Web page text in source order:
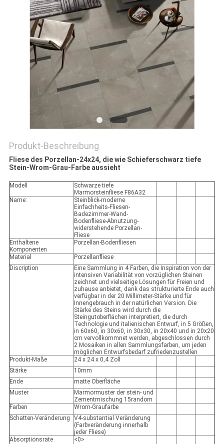
Produkt-Beschreibung
Fliese des Porzellan-24x24, die wie Schieferschwarz tiefe
Stein-Wrom-Grau-Farbe aussieht
Modell
Schwarze tiefe
Marmorsteinfliese F86A32
Name:
Steinblick-moderne
Einfachheits-Fliesen-
Badezimmer-Wand-
Bodenfliese-Abnutzung-
widerstehende Porzellan-
Fliese
Enthaltene
Komponenten
Porzellan-Bodenfliesen
Material
Porzellanfliese
Discription
Eine Sammlung in 4 Farben, die Inspiration von der
intensiven Variabilität von vorzüglichen Steinen
zeichnet und vielseitige Lösungen für Freien und
zuhause anbietet, dank das strukturierte Ende auch
verfügbar in der 20 Millimeter-Stärke und für
Innengebrauch in der natürlichen Version. Die
Stärke des Steins wird durch die
Steingutoberflächen interpretiert, die durch
Technologie und italienischen Entwurf, in 5 Größen,
in 60x60, in 30x60, in 30x30, in 20x40 und in 20x20
cm vervollkommnet werden, abgeschlossen durch
2 Mosaiken in allen Sammlungsfarben, um jeden
möglichen Entwurfsbedarf zufriedenzustellen
Produkt-Maße
24 x 24 x 0,4 Zoll
Stärke
10mm
Ende
matte Oberfläche
Muster
Marmormuster der stein- und
Zementmischung 15random
Farben
Wrom-Graufarbe
Schatten-Veränderung
V4-substantial Veränderung
(Farbveränderung innerhalb
jeder Fliese)
Absorptionsrate
<0>